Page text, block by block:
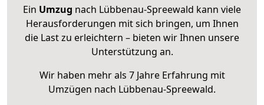
Ein Umzug nach Lübbenau-Spreewald kann viele
Herausforderungen mit sich bringen, um Ihnen
die Last zu erleichtern – bieten wir Ihnen unsere
Unterstützung an.
Wir haben mehr als 7 Jahre Erfahrung mit
Umzügen nach Lübbenau-Spreewald.